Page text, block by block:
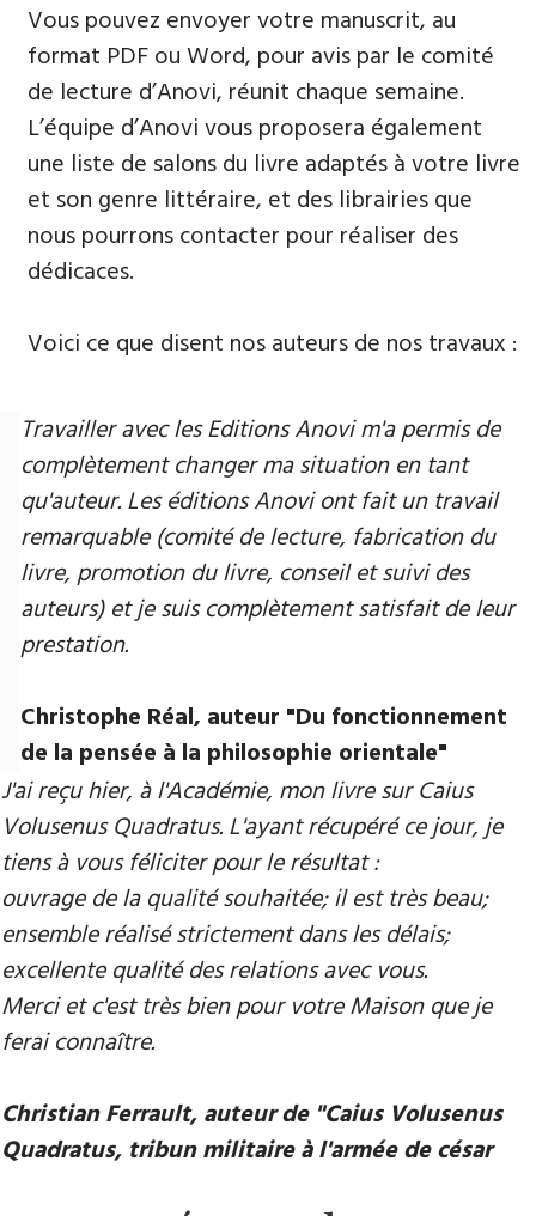
Vous pouvez envoyer votre manuscrit, au
format PDF ou Word, pour avis par le comité
de lecture d’Anovi, réunit chaque semaine.
L’équipe d’Anovi vous proposera également
une liste de salons du livre adaptés à votre livre
et son genre littéraire, et des librairies que
nous pourrons contacter pour réaliser des
dédicaces.
Voici ce que disent nos auteurs de nos travaux :
Travailler avec les Editions Anovi m'a permis de
complètement changer ma situation en tant
qu'auteur. Les éditions Anovi ont fait un travail
remarquable (comité de lecture, fabrication du
livre, promotion du livre, conseil et suivi des
auteurs) et je suis complètement satisfait de leur
prestation.
Christophe Réal, auteur ​"Du fonctionnement
de la pensée à la philosophie orientale"
J'ai reçu hier, à l'Académie, mon livre sur Caius
Volusenus Quadratus. L'ayant récupéré ce jour, je
tiens à vous féliciter pour le résultat :
ouvrage de la qualité souhaitée; il est très beau;
ensemble réalisé strictement dans les délais;
excellente qualité des relations avec vous.
Merci et c'est très bien pour votre Maison que je
ferai connaître.
Christian Ferrault, auteur de "Caius Volusenus
Quadratus, tribun militaire à l'armée de césar